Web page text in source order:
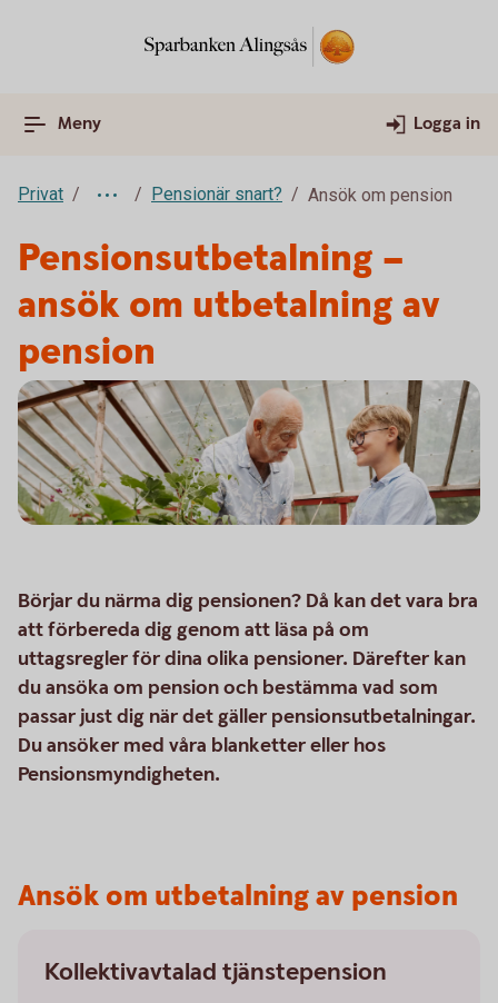
Meny Logga in
Privat Pensionär snart? Ansök om pension
Pensionsutbetalning –
ansök om utbetalning av
pension
Börjar du närma dig pensionen? Då kan det vara bra
att förbereda dig genom att läsa på om
uttagsregler för dina olika pensioner. Därefter kan
du ansöka om pension och bestämma vad som
passar just dig när det gäller pensionsutbetalningar.
Du ansöker med våra blanketter eller hos
Pensionsmyndigheten.
Ansök om utbetalning av pension
Kollektivavtalad tjänstepension